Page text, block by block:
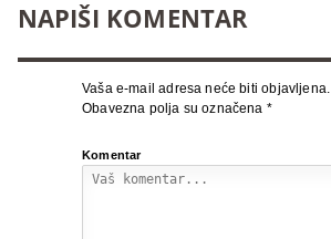
NAPIŠI KOMENTAR
Vaša e-mail adresa neće biti objavljena.
Obavezna polja su označena *
Komentar